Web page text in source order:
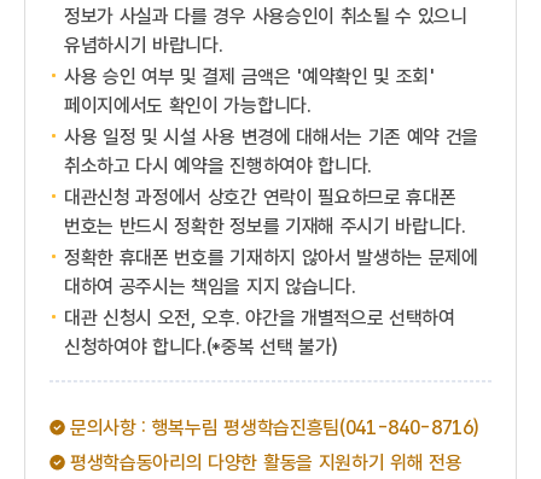
정보가 사실과 다를 경우 사용승인이 취소될 수 있으니
유념하시기 바랍니다.
사용 승인 여부 및 결제 금액은 '예약확인 및 조회'
페이지에서도 확인이 가능합니다.
사용 일정 및 시설 사용 변경에 대해서는 기존 예약 건을
취소하고 다시 예약을 진행하여야 합니다.
대관신청 과정에서 상호간 연락이 필요하므로 휴대폰
번호는 반드시 정확한 정보를 기재해 주시기 바랍니다.
정확한 휴대폰 번호를 기재하지 않아서 발생하는 문제에
대하여 공주시는 책임을 지지 않습니다.
대관 신청시 오전, 오후. 야간을 개별적으로 선택하여
신청하여야 합니다.(*중복 선택 불가)
문의사항 : 행복누림 평생학습진흥팀(041-840-8716)
평생학습동아리의 다양한 활동을 지원하기 위해 전용